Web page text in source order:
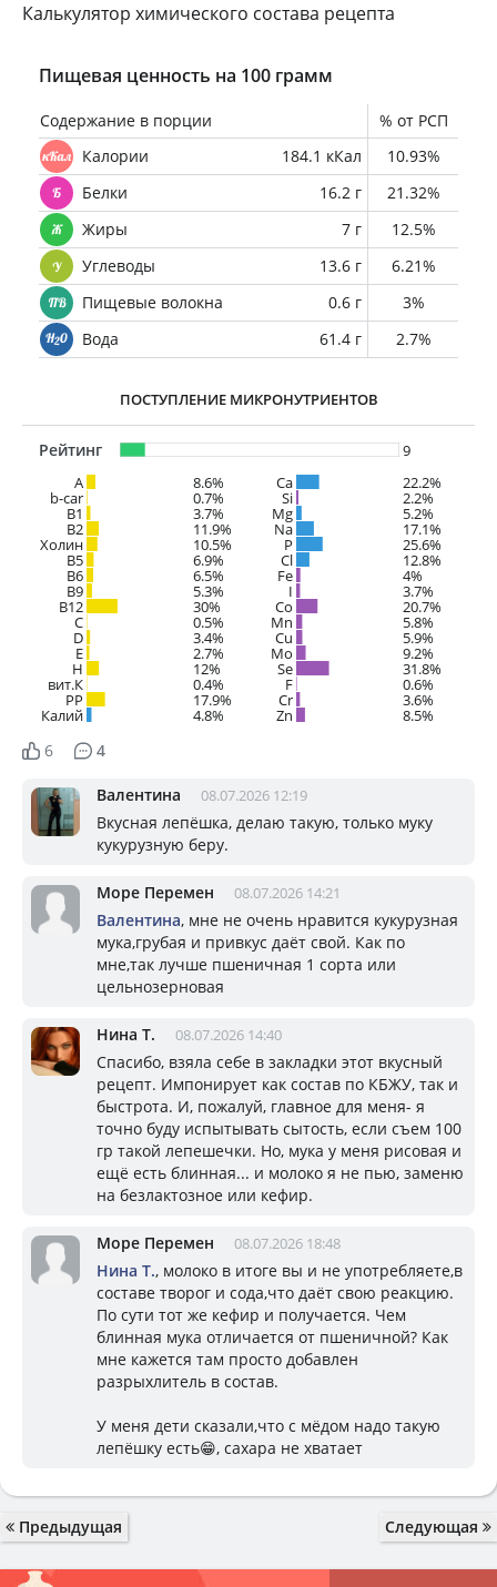
Калькулятор химического состава рецепта
Пищевая ценность на 100 грамм
Содержание в порции
% от РСП
Калории
184.1 кКал
10.93%
Белки
16.2 г
21.32%
Жиры
7 г
12.5%
Углеводы
13.6 г
6.21%
Пищевые волокна
0.6 г
3%
Вода
61.4 г 2.7%
ПОСТУПЛЕНИЕ МИКРОНУТРИЕНТОВ
Рейтинг
9
A
8.6%
b-car 0.7%
В1 3.7%
B2 11.9%
Холин 10.5%
B5 6.9%
B6 6.5%
B9 5.3%
B12 30%
C 0.5%
D 3.4%
E 2.7%
H 12%
вит.К 0.4%
PP 17.9%
Калий 4.8%
Ca 22.2%
Si 2.2%
Mg 5.2%
Na 17.1%
P 25.6%
Cl 12.8%
Fe 4%
I 3.7%
Co 20.7%
Mn 5.8%
Cu 5.9%
Mo 9.2%
Se 31.8%
F 0.6%
Cr 3.6%
Zn 8.5%
6 4
Валентина 08.07.2026 12:19
Вкусная лепёшка, делаю такую, только муку
кукурузную беру.
Море Перемен 08.07.2026 14:21
Валентина, мне не очень нравится кукурузная
мука,грубая и привкус даёт свой. Как по
мне,так лучше пшеничная 1 сорта или
цельнозерновая
Нина Т. 08.07.2026 14:40
Спасибо, взяла себе в закладки этот вкусный
рецепт. Импонирует как состав по КБЖУ, так и
быстрота. И, пожалуй, главное для меня- я
точно буду испытывать сытость, если съем 100
гр такой лепешечки. Но, мука у меня рисовая и
ещё есть блинная... и молоко я не пью, заменю
на безлактозное или кефир.
Море Перемен 08.07.2026 18:48
Нина Т., молоко в итоге вы и не употребляете,в
составе творог и сода,что даёт свою реакцию.
По сути тот же кефир и получается. Чем
блинная мука отличается от пшеничной? Как
мне кажется там просто добавлен
разрыхлитель в состав.
У меня дети сказали,что с мёдом надо такую
лепёшку есть😁, сахара не хватает
Предыдущая Следующая